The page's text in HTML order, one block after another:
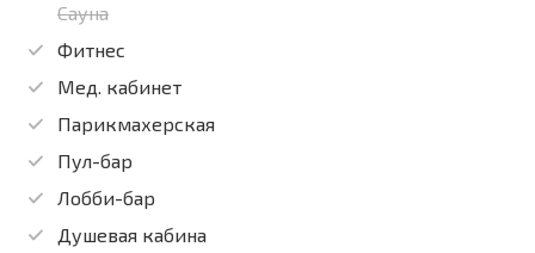
Сауна
Фитнес
Мед. кабинет
Парикмахерская
Пул-бар
Лобби-бар
Душевая кабина